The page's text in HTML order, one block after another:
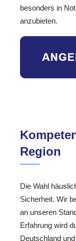
besonders in
anzubieten.
Region
Die Wahl
Sicherheit. Wir
an unseren
Erfahrung wird
Deutschland